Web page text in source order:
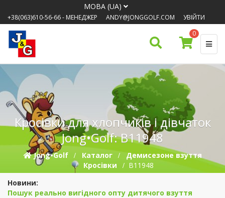
МОВА (UA)
+38(063)610-56-66- МЕНЕДЖЕР ANDY@JONGGOLF.COM
УВІЙТИ
0
Кросівки для хлопчиків і дівчаток
Jong•Golf: B11948
Jong•Golf Каталог
Демисезонe взуття
Кросівки
B11948
Новини:
Пошук реально вигідного опту дитячого взуття